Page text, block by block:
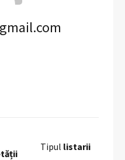
Tipul listarii